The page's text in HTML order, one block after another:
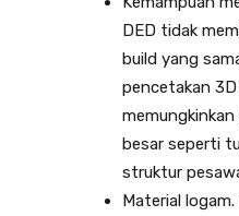
DED tidak
build yang
pencetakan
besar seperti
struktur
Material